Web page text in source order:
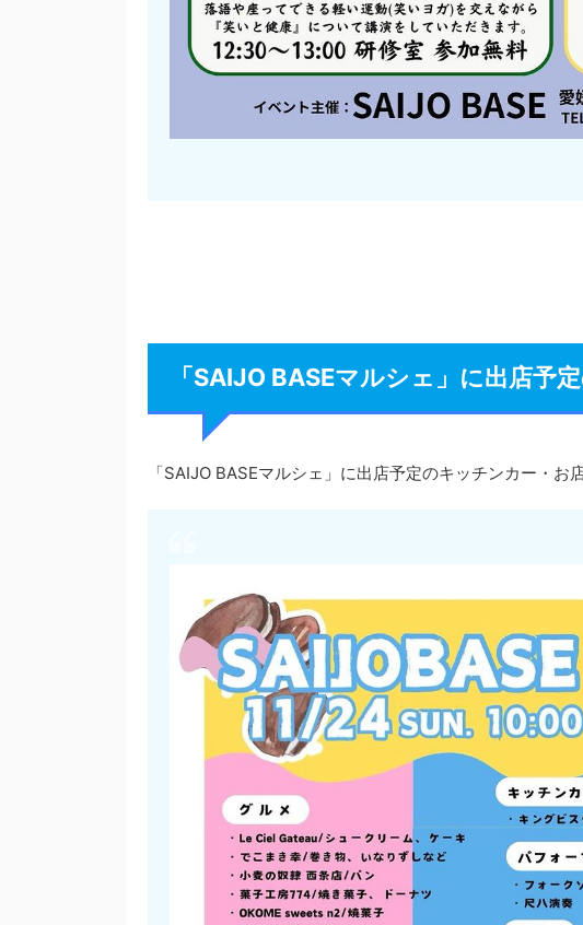
「SAIJO BASEマルシェ」に出店予
「SAIJO BASEマルシェ」に出店予定のキッチンカー・お